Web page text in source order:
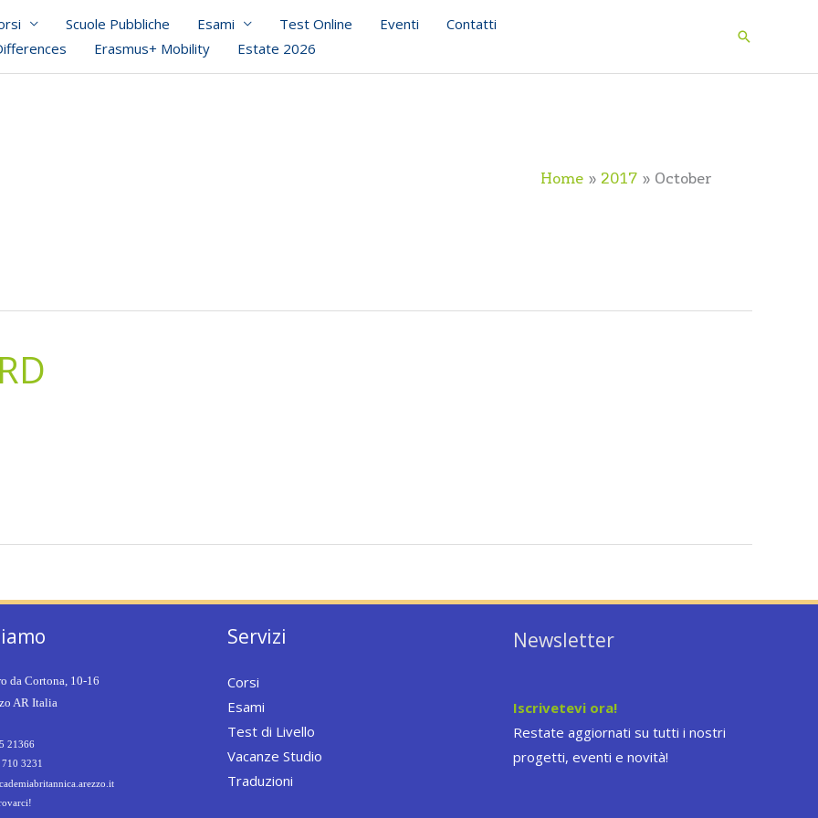
Scuole Pubbliche Esami Test Online Eventi
Contatti
Erasmus+ Mobility Estate 2026 Search
Home 2017 October
da Cortona, 10-16
AR Italia
21366
3231
Servizi
Corsi
Esami
Test di Livello
Vacanze Studio
Traduzioni
Newsletter
Iscrivetevi ora!
Restate aggiornati su tutti i nostri
progetti, eventi e novità!